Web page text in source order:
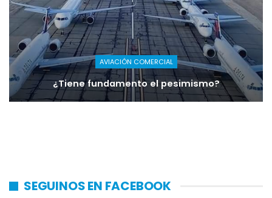
AVIACIÓN COMERCIAL
¿Tiene fundamento el pesimismo?
SEGUINOS EN FACEBOOK